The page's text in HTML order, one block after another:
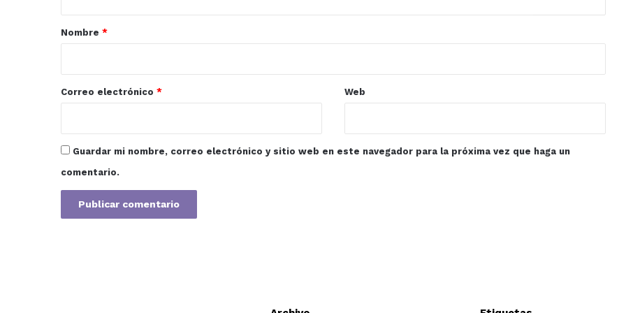
r
*
Nombre *
Correo electrónico * Web
Guardar mi nombre, correo electrónico y sitio web en este navegador para la próxima vez que haga un
comentario.